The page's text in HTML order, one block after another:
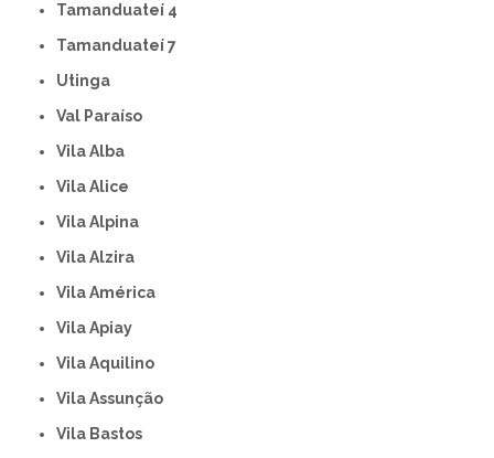
Tamanduateí 4
Tamanduateí 7
Utinga
Val Paraíso
Vila Alba
Vila Alice
Vila Alpina
Vila Alzira
Vila América
Vila Apiay
Vila Aquilino
Vila Assunção
Vila Bastos